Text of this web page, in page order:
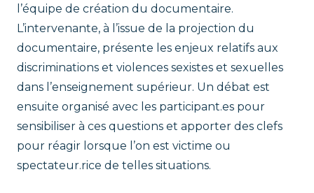
l’équipe de création du documentaire.
L’intervenante, à l’issue de la projection du
documentaire, présente les enjeux relatifs aux
discriminations et violences sexistes et sexuelles
dans l’enseignement supérieur. Un débat est
ensuite organisé avec les participant.es pour
sensibiliser à ces questions et apporter des clefs
pour réagir lorsque l’on est victime ou
spectateur.rice de telles situations.